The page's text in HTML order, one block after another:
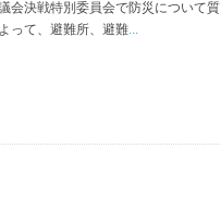
会決戦特別委員会で防災について質
って、避難所、避難...